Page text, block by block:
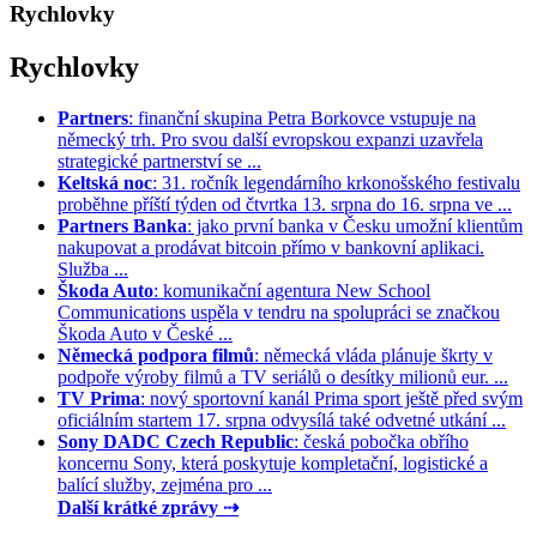
Rychlovky
Rychlovky
Partners: finanční skupina Petra Borkovce vstupuje na
německý trh. Pro svou další evropskou expanzi uzavřela
strategické partnerství se ...
Keltská noc: 31. ročník legendárního krkonošského festivalu
proběhne příští týden od čtvrtka 13. srpna do 16. srpna ve ...
Partners Banka: jako první banka v Česku umožní klientům
nakupovat a prodávat bitcoin přímo v bankovní aplikaci.
Služba ...
Škoda Auto: komunikační agentura New School
Communications uspěla v tendru na spolupráci se značkou
Škoda Auto v České ...
Německá podpora filmů: německá vláda plánuje škrty v
podpoře výroby filmů a TV seriálů o desítky milionů eur. ...
TV Prima: nový sportovní kanál Prima sport ještě před svým
oficiálním startem 17. srpna odvysílá také odvetné utkání ...
Sony DADC Czech Republic: česká pobočka obřího
koncernu Sony, která poskytuje kompletační, logistické a
balící služby, zejména pro ...
Další krátké zprávy ⇢